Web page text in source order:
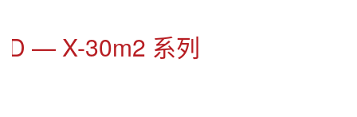
— X-30m2 系列